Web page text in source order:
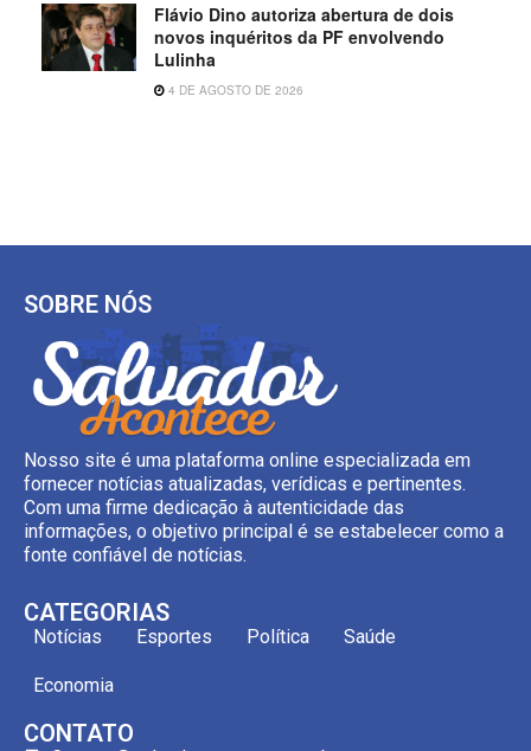
Flávio Dino autoriza abertura de dois
novos inquéritos da PF envolvendo
Lulinha
4 DE AGOSTO DE 2026
SOBRE NÓS
Nosso site é uma plataforma online especializada em
fornecer notícias atualizadas, verídicas e pertinentes.
Com uma firme dedicação à autenticidade das
informações, o objetivo principal é se estabelecer como a
fonte confiável de notícias.
CATEGORIAS
Notícias Esportes Política Saúde
Economia
CONTATO